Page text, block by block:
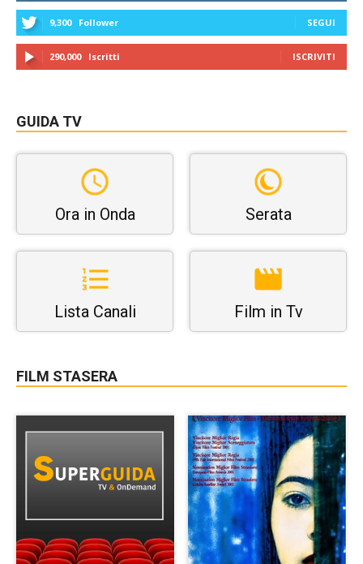
9,300 Follower SEGUI
290,000 Iscritti ISCRIVITI
GUIDA TV
Ora in Onda Serata
Lista Canali Film in Tv
FILM STASERA